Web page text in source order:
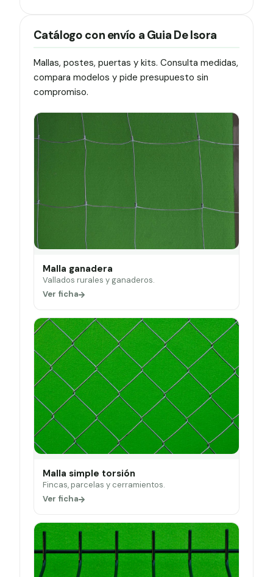
Catálogo con envío a Guia De Isora
Mallas, postes, puertas y kits. Consulta medidas,
compara modelos y pide presupuesto sin
compromiso.
Malla ganadera
Vallados rurales y ganaderos.
Ver ficha
Malla simple torsión
Fincas, parcelas y cerramientos.
Ver ficha